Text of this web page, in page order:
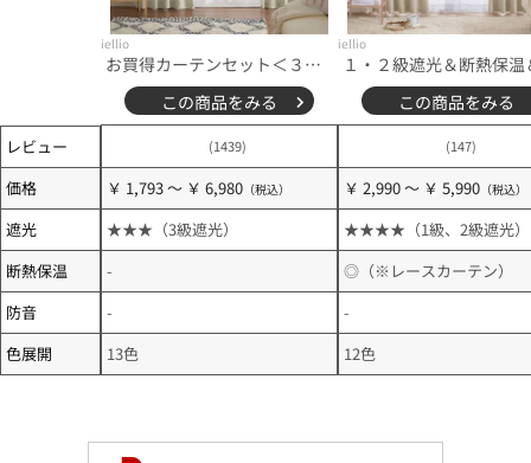
レビュー
価格
遮光
断熱保温
防音
色展開
iellio
お買得カーテンセット＜３級遮光・４枚組・洗える・既製サイズ・無地＞
この商品をみる
(1439)
￥ 1,793 ～ ￥ 6,980
★★★（3級遮光）
-
-
13色
iellio
この商品をみる
(147)
￥ 2,990 ～ ￥ 5,990
★★★★（1級、2級遮光）
◎（※レースカーテン）
-
12色